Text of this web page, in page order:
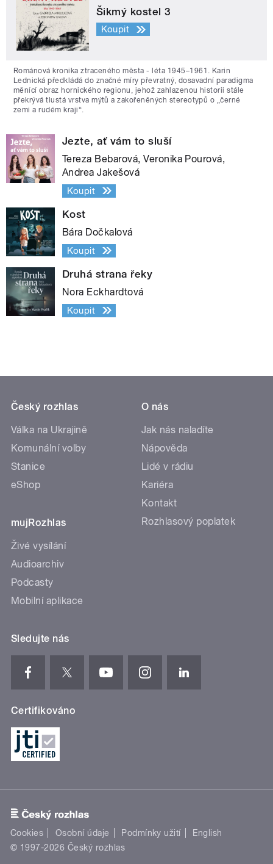
Šikmý kostel 3
Koupit
Románová kronika ztraceného města - léta 1945–1961. Karin
Lednická předkládá do značné míry převratný, dosavadní paradigma
měnící obraz hornického regionu, jehož zahlazenou historii stále
překrývá tlustá vrstva mýtů a zakořeněných stereotypů o „černé
zemi a rudém kraji“.
Jezte, ať vám to sluší
Tereza Bebarová, Veronika Pourová,
Andrea Jakešová
Koupit
Kost
Bára Dočkalová
Koupit
Druhá strana řeky
Nora Eckhardtová
Koupit
Český rozhlas
Válka na Ukrajině
Komunální volby
Stanice
eShop
mujRozhlas
Živé vysílání
Audioarchiv
Podcasty
Mobilní aplikace
O nás
Jak nás naladíte
Nápověda
Lidé v rádiu
Kariéra
Kontakt
Rozhlasový poplatek
Sledujte nás
Certifikováno
Cookies Osobní údaje Podmínky užití
English
© 1997-2026 Český rozhlas